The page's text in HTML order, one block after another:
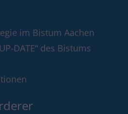
im Bistum Aachen
DATE“ des Bistums